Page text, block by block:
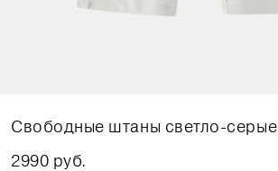
Свободные штаны светло-серые
2990 руб.